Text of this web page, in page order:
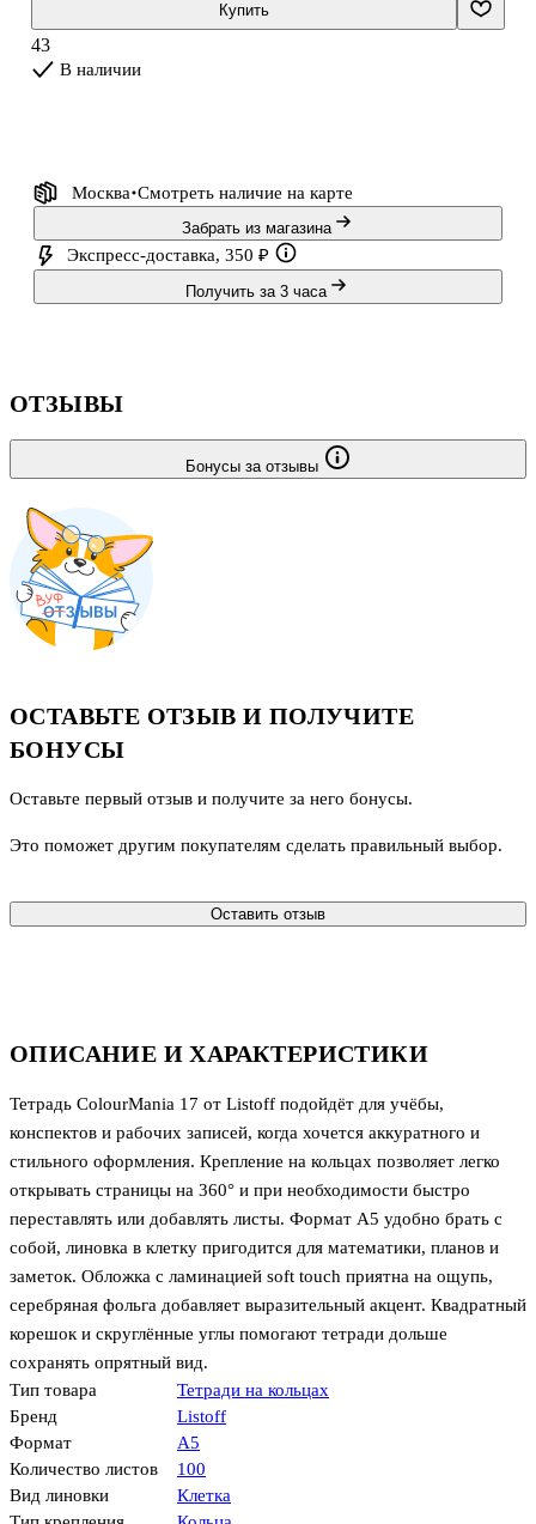
Купить
43
В наличии
Москва Смотреть наличие на карте
Забрать из магазина
Экспресс-доставка, 350 ₽
Получить за 3 часа
ОПИСАНИЕ И ХАРАКТЕРИСТИКИ
Тетрадь ColourMania 17 от Listoff подойдёт для учёбы,
конспектов и рабочих записей, когда хочется аккуратного и
стильного оформления. Крепление на кольцах позволяет легко
открывать страницы на 360° и при необходимости быстро
переставлять или добавлять листы. Формат А5 удобно брать с
собой, линовка в клетку пригодится для математики, планов и
заметок. Обложка с ламинацией soft touch приятна на ощупь,
серебряная фольга добавляет выразительный акцент. Квадратный
корешок и скруглённые углы помогают тетради дольше
сохранять опрятный вид.
Тип товара
Тетради на кольцах
Бренд
Listoff
Формат
А5
Количество листов
100
Вид линовки
Клетка
ОТЗЫВЫ
Бонусы за отзывы
ОСТАВЬТЕ ОТЗЫВ И ПОЛУЧИТЕ
БОНУСЫ
Оставьте первый отзыв и получите за него бонусы.
Это поможет другим покупателям сделать правильный выбор.
Оставить отзыв